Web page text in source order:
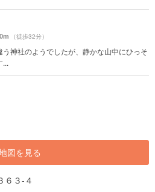
（徒歩32分）
神社のようでしたが、静かな山中にひっそ
...
図を見る
６３-４